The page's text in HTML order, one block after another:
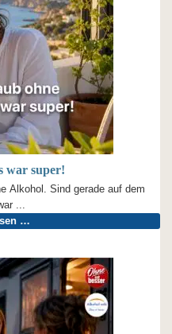
war super!
Alkohol. Sind gerade auf dem
...
…